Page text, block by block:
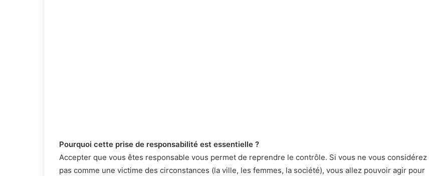
Pourquoi cette prise de responsabilité est essentielle ?
Accepter que vous êtes responsable vous permet de reprendre le contrôle. Si vous ne vous considérez
pas comme une victime des circonstances (la ville, les femmes, la société), vous allez pouvoir agir pour